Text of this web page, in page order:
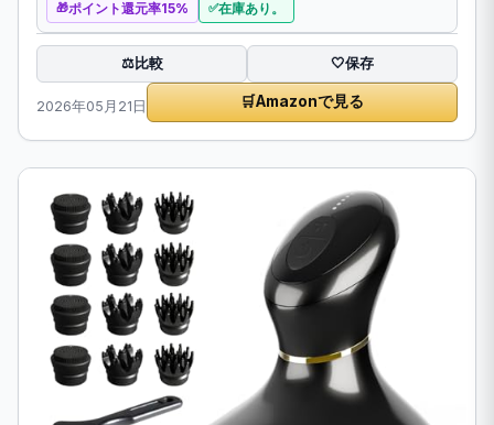
ポイント還元率15% 在庫あり。
⚖️比較 🤍保存
2026年05月21日 🛒Amazonで見る